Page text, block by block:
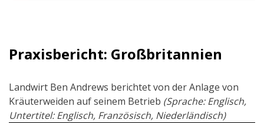
Praxisbericht: Großbritannien
Landwirt Ben Andrews berichtet von der Anlage von
Kräuterweiden auf seinem Betrieb (Sprache: Englisch,
Untertitel: Englisch, Französisch, Niederländisch)